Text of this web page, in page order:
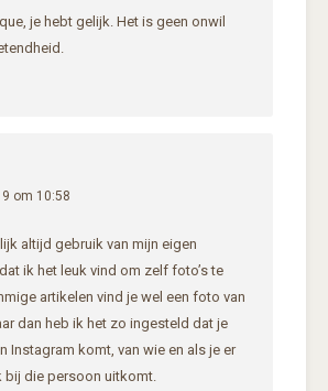
je hebt gelijk. Het is geen onwil
om 10:58
altijd gebruik van mijn eigen
ik het leuk vind om zelf foto’s te
artikelen vind je wel een foto van
dan heb ik het zo ingesteld dat je
Instagram komt, van wie en als je er
bij die persoon uitkomt.